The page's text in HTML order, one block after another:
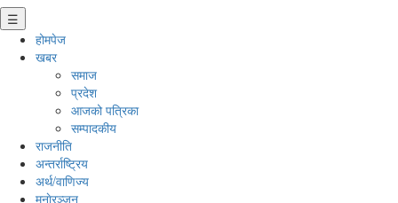
☰
होमपेज
खबर
समाज
प्रदेश
आजको पत्रिका
सम्पादकीय
राजनीति
अन्तर्राष्ट्रिय
अर्थ/वाणिज्य
मनाेरञ्जन